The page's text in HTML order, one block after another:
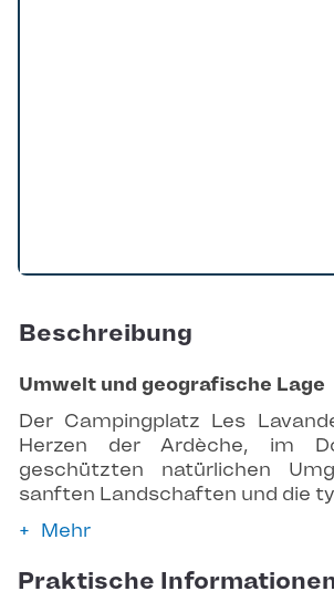
Beschreibung
Umwelt und geografische Lage
Der Campingplatz Les
Herzen der Ardèche, im
geschützten natürlichen
sanften Landschaften und die
Mehr
Praktische